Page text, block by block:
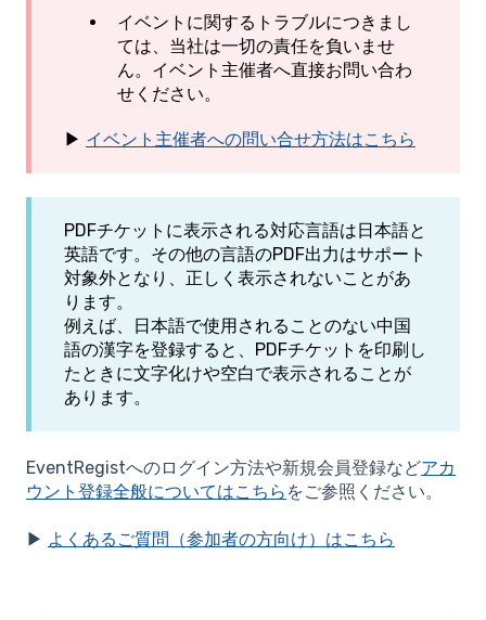
イベントに関するトラブルにつきまし
ては、当社は一切の責任を負いませ
ん。イベント主催者へ直接お問い合わ
せください。
▶ イベント主催者への問い合せ方法はこちら
PDFチケットに表示される対応言語は日本語と
英語です。その他の言語のPDF出力はサポート
対象外となり、正しく表示されないことがあ
ります。
例えば、日本語で使用されることのない中国
語の漢字を登録すると、PDFチケットを印刷し
たときに文字化けや空白で表示されることが
あります。
EventRegistへのログイン方法や新規会員登録などアカ
ウント登録全般についてはこちら をご参照ください。
▶ よくあるご質問（参加者の方向け）はこちら